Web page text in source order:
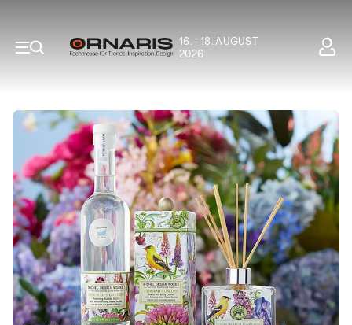
16. - 18. AUGUST
2026